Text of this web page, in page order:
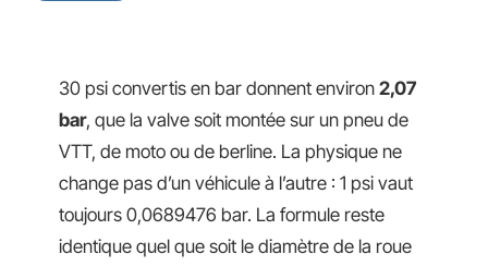
30 psi convertis en bar donnent environ 2,07
bar, que la valve soit montée sur un pneu de
VTT, de moto ou de berline. La physique ne
change pas d’un véhicule à l’autre : 1 psi vaut
toujours 0,0689476 bar. La formule reste
identique quel que soit le diamètre de la roue